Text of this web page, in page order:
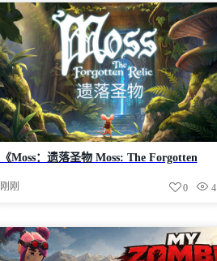
《Moss：遗落圣物 Moss: The Forgotten
11.3GB
刚刚 4
0